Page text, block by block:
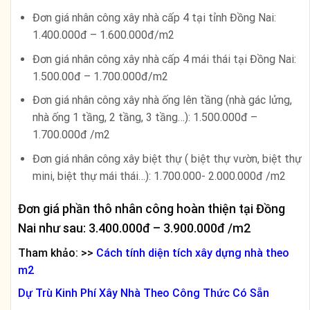
Đơn giá nhân công xây nhà cấp 4 tại tỉnh Đồng Nai:
1.400.000đ – 1.600.000đ/m2
Đơn giá nhân công xây nhà cấp 4 mái thái tại Đồng Nai:
1.500.00đ – 1.700.000đ/m2
Đơn giá nhân công xây nhà ống lên tầng (nhà gác lửng,
nhà ống 1 tầng, 2 tầng, 3 tầng…): 1.500.000đ –
1.700.000đ /m2
Đơn giá nhân công xây biệt thự ( biệt thự vườn, biệt thự
mini, biệt thự mái thái…): 1.700.000- 2.000.000đ /m2
Đơn giá phần thô nhân công hoàn thiện tại Đồng
Nai như sau: 3.400.000đ – 3.900.000đ /m2
Tham khảo: >> Cách tính diện tích xây dựng nhà theo
m2
Dự Trù Kinh Phí Xây Nhà Theo Công Thức Có Sẵn